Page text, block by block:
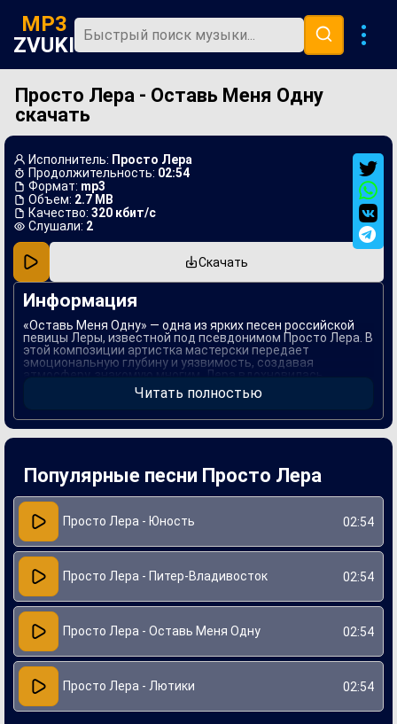
MP3
ZVUKI
Главная
Новинки
Популярная
В машину
Музыка 80х
Ремиксы
Просто Лера - Оставь Меня Одну
скачать
Исполнитель: Просто Лера
Продолжительность: 02:54
Формат: mp3
Объем: 2.7 MB
Качество: 320 кбит/с
Слушали: 2
Скачать
Информация
«Оставь Меня Одну» — одна из ярких песен российской
певицы Леры, известной под псевдонимом Просто Лера. В
этой композиции артистка мастерски передает
эмоциональную глубину и уязвимость, создавая
атмосферу, знакомую многим. Лера вдохновилась
личными переживаниями, что сделало текст песни
искренним и relatable для слушателей.
Создание «Оставь Меня Одну» стало результатом
сотрудничества с талантливыми авторами и
электронной музыки, что придает ей современное
звучание. Вскоре после релиза, песня завоевала
популярность и оказалась в ротации на радиостанциях,
подтверждая то, что просто Лера способна затрагивать
сердца своей аудиторией.
Читать полностью
Популярные песни Просто Лера
Просто Лера - Юность 02:54
Просто Лера - Питер-Владивосток 02:54
Просто Лера - Оставь Меня Одну 02:54
Просто Лера - Лютики 02:54